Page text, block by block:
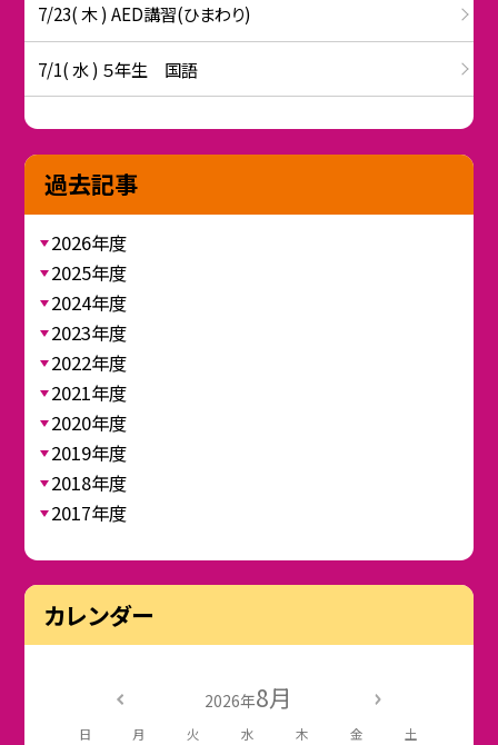
7/23( 木 ) AED講習(ひまわり)
7/1( 水 ) ５年生 国語
過去記事
2026年度
2025年度
2024年度
2023年度
2022年度
2021年度
2020年度
2019年度
2018年度
2017年度
カレンダー
2026年8月
日 月 火 水 木 金 土